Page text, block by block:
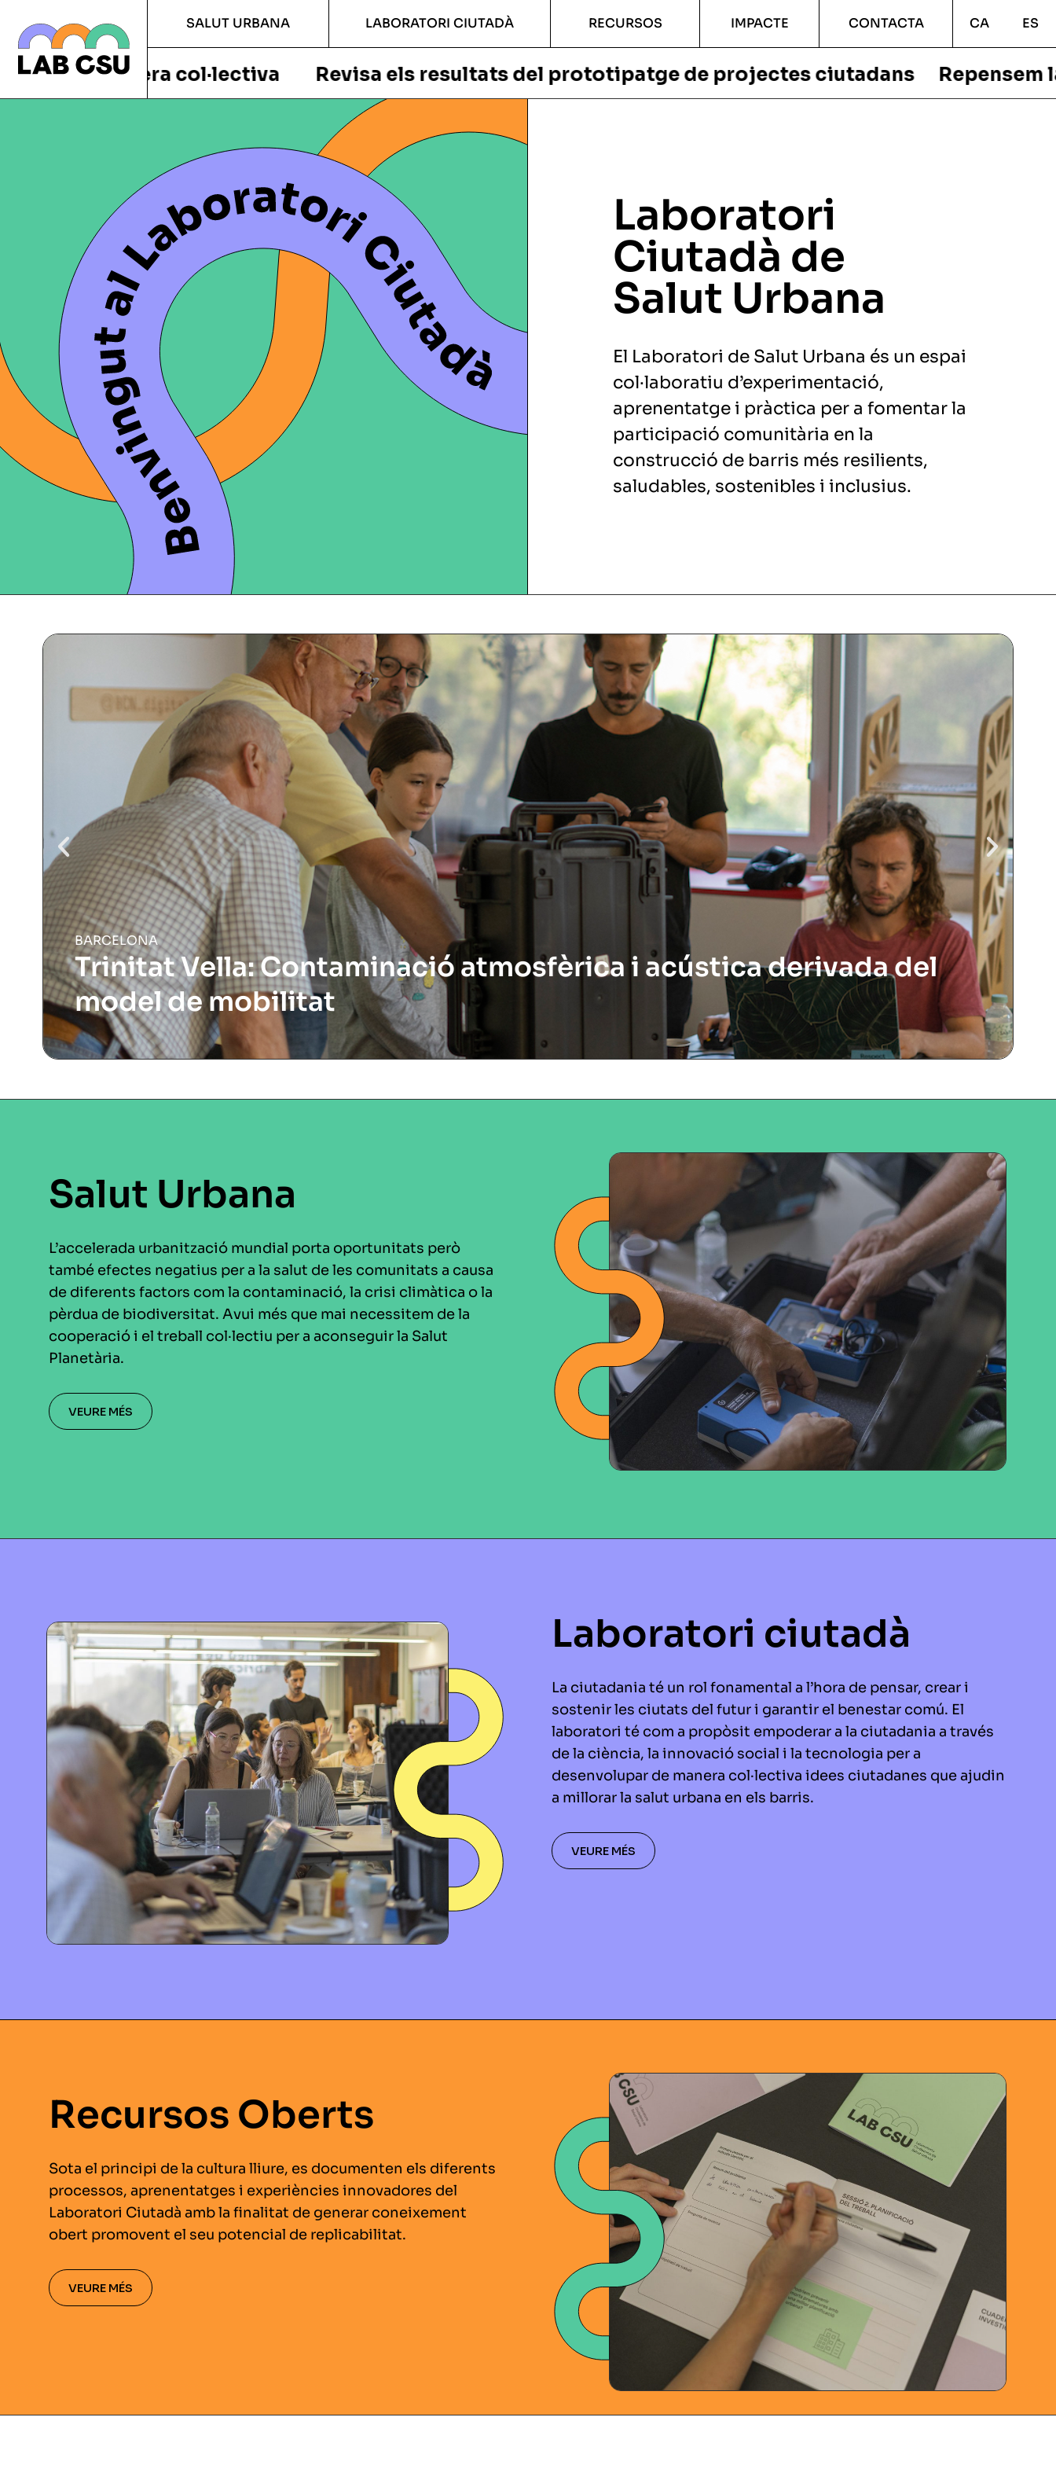
SALUT URBANA LABORATORI CIUTADÀ RECURSOS IMPACTE CONTACTA CA ES
col·lectiva Revisa els resultats del prototipatge de projectes ciutadans Repensem la ciutat de
Laboratori
Ciutadà de
Salut Urbana
El Laboratori de Salut Urbana és un espai
col·laboratiu d’experimentació,
aprenentatge i pràctica per a fomentar la
participació comunitària en la
construcció de barris més resilients,
saludables, sostenibles i inclusius.
BARCELONA
Trinitat Vella: Contaminació atmosfèrica i acústica derivada del
model de mobilitat
Salut Urbana
L’accelerada urbanització mundial porta oportunitats però
també efectes negatius per a la salut de les comunitats a causa
de diferents factors com la contaminació, la crisi climàtica o la
pèrdua de biodiversitat. Avui més que mai necessitem de la
cooperació i el treball col·lectiu per a aconseguir la Salut
Planetària.
VEURE MÉS
Laboratori ciutadà
La ciutadania té un rol fonamental a l’hora de pensar, crear i
sostenir les ciutats del futur i garantir el benestar comú. El
laboratori té com a propòsit empoderar a la ciutadania a través
de la ciència, la innovació social i la tecnologia per a
desenvolupar de manera col·lectiva idees ciutadanes que ajudin
a millorar la salut urbana en els barris.
VEURE MÉS
Recursos Oberts
Sota el principi de la cultura lliure, es documenten els diferents
processos, aprenentatges i experiències innovadores del
Laboratori Ciutadà amb la finalitat de generar coneixement
obert promovent el seu potencial de replicabilitat.
VEURE MÉS